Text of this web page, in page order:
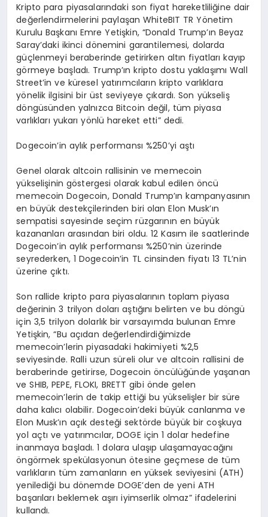
Kripto para piyasalarındaki son fiyat hareketliliğine dair
değerlendirmelerini paylaşan WhiteBIT TR Yönetim
Kurulu Başkanı Emre Yetişkin, “Donald Trump’ın Beyaz
Saray’daki ikinci dönemini garantilemesi, dolarda
güçlenmeyi beraberinde getirirken altın fiyatları kayıp
görmeye başladı. Trump’ın kripto dostu yaklaşımı Wall
Street’in ve küresel yatırımcıların kripto varlıklara
yönelik ilgisini bir üst seviyeye çıkardı. Son yükseliş
döngüsünden yalnızca Bitcoin değil, tüm piyasa
varlıkları yukarı yönlü hareket etti” dedi.
Dogecoin’in aylık performansı %250’yi aştı
Genel olarak altcoin rallisinin ve memecoin
yükselişinin göstergesi olarak kabul edilen öncü
memecoin Dogecoin, Donald Trump’ın kampanyasının
en büyük destekçilerinden biri olan Elon Musk’ın
sempatisi sayesinde seçim rüzgarının en büyük
kazananları arasından biri oldu. 12 Kasım ile saatlerinde
Dogecoin’in aylık performansı %250’nin üzerinde
seyrederken, 1 Dogecoin’in TL cinsinden fiyatı 13 TL’nin
üzerine çıktı.
Son rallide kripto para piyasalarının toplam piyasa
değerinin 3 trilyon doları aştığını belirten ve bu döngü
için 3,5 trilyon dolarlık bir varsayımda bulunan Emre
Yetişkin, “Bu açıdan değerlendirdiğimizde
memecoin’lerin piyasadaki hakimiyeti %2,5
seviyesinde. Ralli uzun süreli olur ve altcoin rallisini de
beraberinde getirirse, Dogecoin öncülüğünde yaşanan
ve SHIB, PEPE, FLOKI, BRETT gibi önde gelen
memecoin’lerin de takip ettiği bu yükselişler bir süre
daha kalıcı olabilir. Dogecoin’deki büyük canlanma ve
Elon Musk’ın açık desteği sektörde büyük bir coşkuya
yol açtı ve yatırımcılar, DOGE için 1 dolar hedefine
inanmaya başladı. 1 dolara ulaşıp ulaşamayacağını
öngörmek spekülasyonun ötesine geçmese de tüm
varlıkların tüm zamanların en yüksek seviyesini (ATH)
yenilediği bu dönemde DOGE’den de yeni ATH
başarıları beklemek aşırı iyimserlik olmaz” ifadelerini
kullandı.